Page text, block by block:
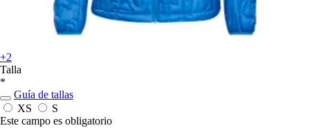
+2
Talla
*
Guía de tallas
XS
S
Este campo es obligatorio